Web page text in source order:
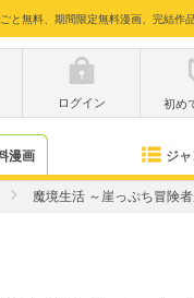
と無料、期間限定無料漫画、完結作
ログイン 初め
漫画 ジ
魔境生活 ～崖っぷち冒険